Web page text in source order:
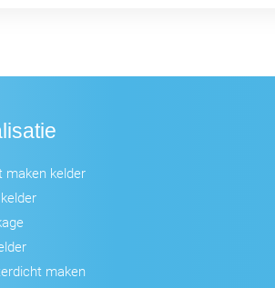
maken kelder
maken